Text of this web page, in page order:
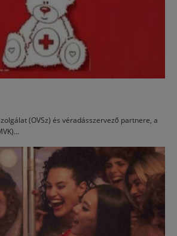
(OVSz) és véradásszervező partnere, a